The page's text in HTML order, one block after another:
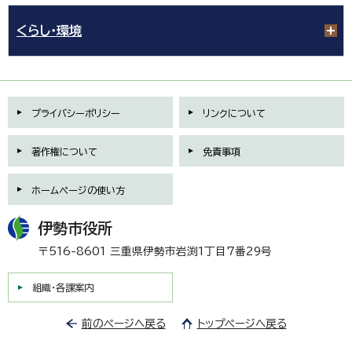
くらし・環境
プライバシーポリシー リンクについて
著作権について 免責事項
ホームページの使い方
伊勢市役所
〒516-8601 三重県伊勢市岩渕1丁目7番29号
組織・各課案内
前のページへ戻る トップページへ戻る